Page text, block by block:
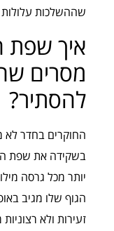
שההשלכות עלולות
איך שפת
מסרים
להסתיר?
החוקרים בחדר לא
בשקידה את שפת
יותר מכל גרסה
הגוף שלו מגיב
זעירות ולא